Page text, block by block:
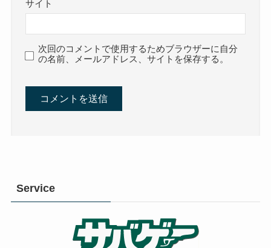
サイト
次回のコメントで使用するためブラウザーに自分
の名前、メールアドレス、サイトを保存する。
Service